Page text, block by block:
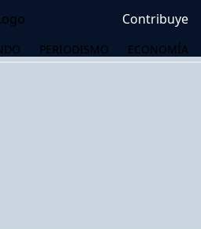
Contribuye
PERIODISMO ECONOMÍA